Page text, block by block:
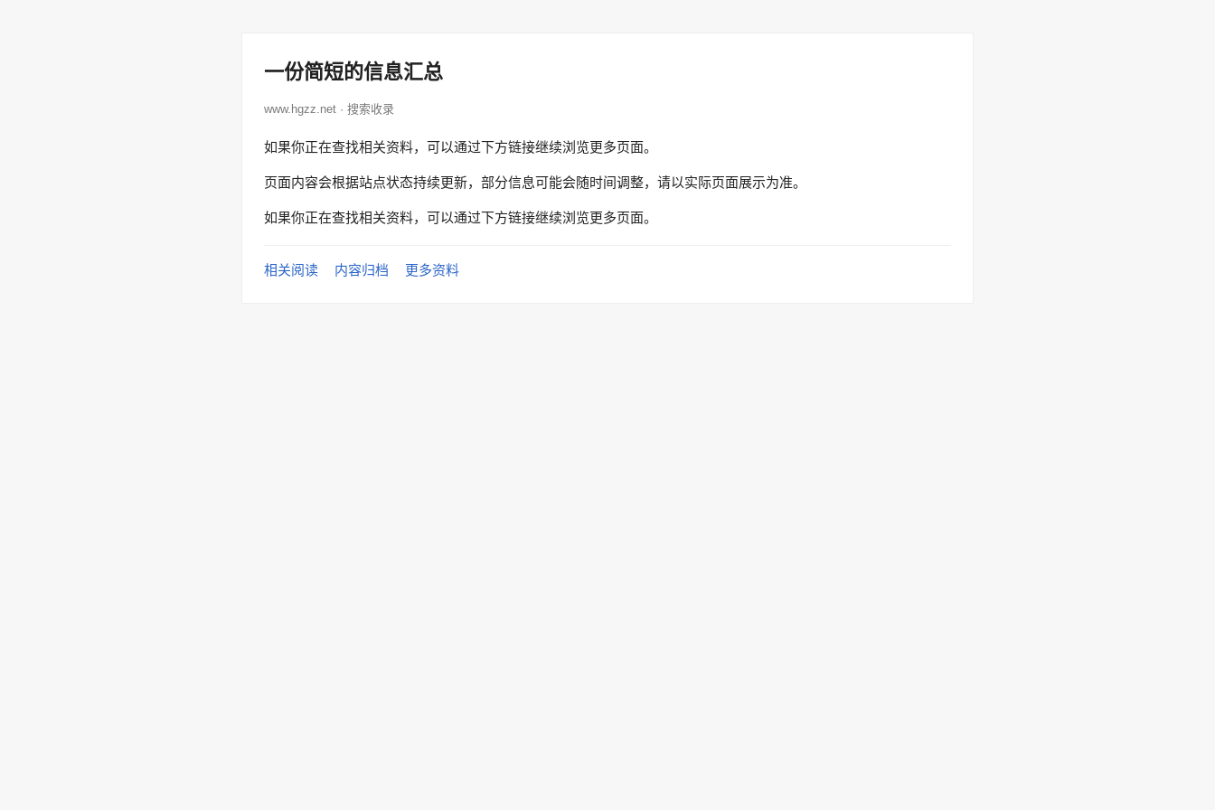
一份简短的信息汇总
www.hgzz.net · 搜索收录
如果你正在查找相关资料，可以通过下方链接继续浏览更多页面。
页面内容会根据站点状态持续更新，部分信息可能会随时间调整，请以实际页面展示为准。
如果你正在查找相关资料，可以通过下方链接继续浏览更多页面。
相关阅读 内容归档 更多资料